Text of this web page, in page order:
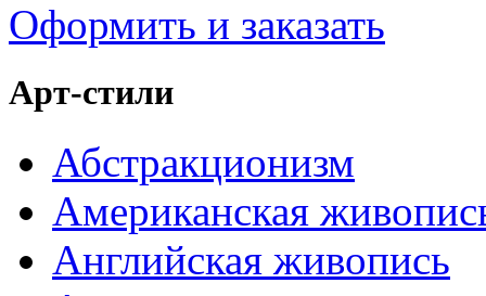
Оформить и заказать
Арт-стили
Абстракционизм
Американская
Английская живопись